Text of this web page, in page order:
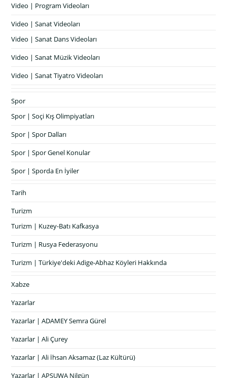
Video | Program Videoları
Video | Sanat Videoları
Video | Sanat Dans Videoları
Video | Sanat Müzik Videoları
Video | Sanat Tiyatro Videoları
Spor
Spor | Soçi Kış Olimpiyatları
Spor | Spor Dalları
Spor | Spor Genel Konular
Spor | Sporda En İyiler
Tarih
Turizm
Turizm | Kuzey-Batı Kafkasya
Turizm | Rusya Federasyonu
Turizm | Türkiye'deki Adige-Abhaz Köyleri Hakkında
Xabze
Yazarlar
Yazarlar | ADAMEY Semra Gürel
Yazarlar | Ali Çurey
Yazarlar | Ali İhsan Aksamaz (Laz Kültürü)
Yazarlar | APSUWA Nilgün